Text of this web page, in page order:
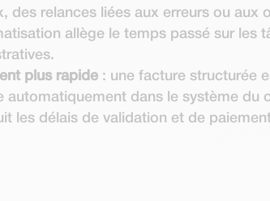
des relances liées aux erreurs ou aux
allège le temps passé sur les
plus rapide : une facture structurée
automatiquement dans le système du
les délais de validation et de